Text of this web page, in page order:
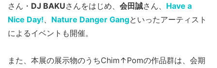
さん・ DJ BAKUさんをはじめ、 会田誠さん、 Have a
Nice Day!
Nature Danger Gangといったアーティスト
によるイベントも開催。
また、本展の展示物のうちChim↑Pomの作品群は、会期